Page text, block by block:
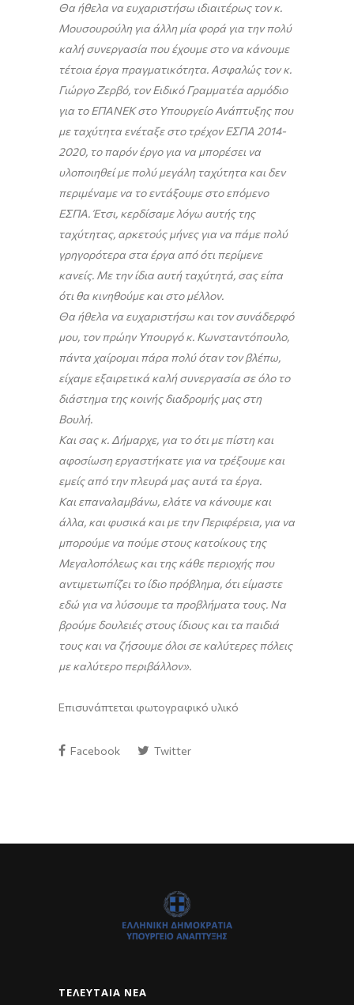
Θα ήθελα να ευχαριστήσω ιδιαιτέρως τον κ.
Μουσουρούλη για άλλη μία φορά για την πολύ
καλή συνεργασία που έχουμε στο να κάνουμε
τέτοια έργα πραγματικότητα. Ασφαλώς τον κ.
Γιώργο Ζερβό, τον Ειδικό Γραμματέα αρμόδιο
για το ΕΠΑΝΕΚ στο Υπουργείο Ανάπτυξης που
με ταχύτητα ενέταξε στο τρέχον ΕΣΠΑ 2014-
2020, το παρόν έργο για να μπορέσει να
υλοποιηθεί με πολύ μεγάλη ταχύτητα και δεν
περιμέναμε να το εντάξουμε στο επόμενο
ΕΣΠΑ. Έτσι, κερδίσαμε λόγω αυτής της
ταχύτητας, αρκετούς μήνες για να πάμε πολύ
γρηγορότερα στα έργα από ότι περίμενε
κανείς. Με την ίδια αυτή ταχύτητά, σας είπα
ότι θα κινηθούμε και στο μέλλον.
Θα ήθελα να ευχαριστήσω και τον συνάδερφό
μου, τον πρώην Υπουργό κ. Κωνσταντόπουλο,
πάντα χαίρομαι πάρα πολύ όταν τον βλέπω,
είχαμε εξαιρετικά καλή συνεργασία σε όλο το
διάστημα της κοινής διαδρομής μας στη
Βουλή.
Και σας κ. Δήμαρχε, για το ότι με πίστη και
αφοσίωση εργαστήκατε για να τρέξουμε και
εμείς από την πλευρά μας αυτά τα έργα.
Και επαναλαμβάνω, ελάτε να κάνουμε και
άλλα, και φυσικά και με την Περιφέρεια, για να
μπορούμε να πούμε στους κατοίκους της
Μεγαλοπόλεως και της κάθε περιοχής που
αντιμετωπίζει το ίδιο πρόβλημα, ότι είμαστε
εδώ για να λύσουμε τα προβλήματα τους. Να
βρούμε δουλειές στους ίδιους και τα παιδιά
τους και να ζήσουμε όλοι σε καλύτερες πόλεις
με καλύτερο περιβάλλον».
Επισυνάπτεται φωτογραφικό υλικό
Facebook Twitter
ΤΕΛΕΥΤΑΊΑ ΝΈΑ